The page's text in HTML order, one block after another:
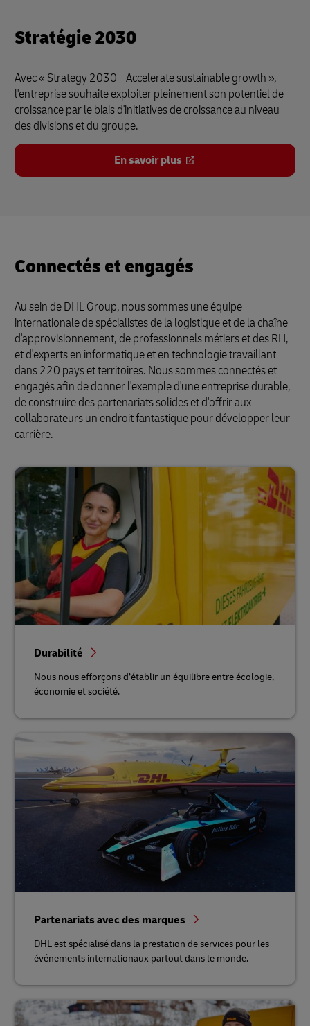
Stratégie 2030
Avec « Strategy 2030 - Accelerate sustainable growth »,
l'entreprise souhaite exploiter pleinement son potentiel de
croissance par le biais d'initiatives de croissance au niveau
des divisions et du groupe.
En savoir plus
Connectés et engagés
Au sein de DHL Group, nous sommes une équipe
internationale de spécialistes de la logistique et de la chaîne
d'approvisionnement, de professionnels métiers et des RH,
et d'experts en informatique et en technologie travaillant
dans 220 pays et territoires. Nous sommes connectés et
engagés afin de donner l'exemple d'une entreprise durable,
de construire des partenariats solides et d'offrir aux
collaborateurs un endroit fantastique pour développer leur
carrière.
Durabilité
Nous nous efforçons d’établir un équilibre entre écologie,
économie et société.
Partenariats avec des marques
DHL est spécialisé dans la prestation de services pour les
événements internationaux partout dans le monde.